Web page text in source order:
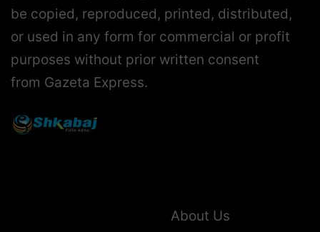
be copied, reproduced, printed, distributed,
or used in any form for commercial or profit
purposes without prior written consent
from Gazeta Express.
About Us